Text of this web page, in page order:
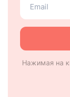
Нажимая на